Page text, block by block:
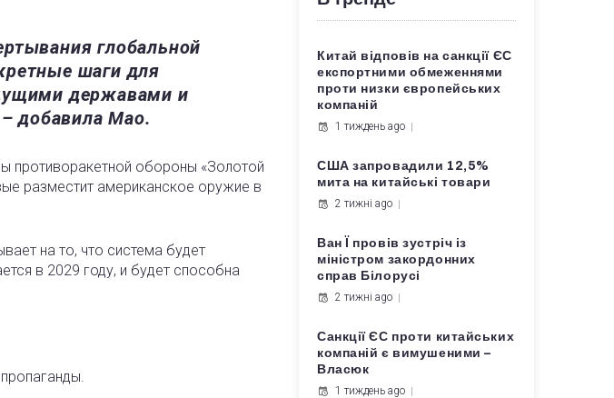
глобальной
шаги для
державами и
– добавила Мао.
противоракетной обороны «Золотой
разместит американское оружие в
на то, что система будет
в 2029 году, и будет способна
Китай відповів на санкції ЄС
експортними обмеженнями
проти низки європейських
компаній
1 тиждень ago
США запровадили 12,5%
мита на китайські товари
2 тижні ago
Ван Ї провів зустріч із
міністром закордонних
справ Білорусі
2 тижні ago
Санкції ЄС проти китайських
компаній є вимушеними –
Власюк
1 тиждень ago